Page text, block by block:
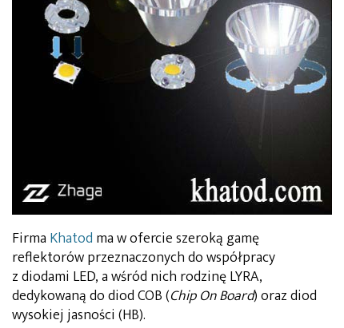
Firma Khatod ma w ofercie szeroką gamę
reflektorów przeznaczonych do współpracy
z diodami LED, a wśród nich rodzinę LYRA,
dedykowaną do diod COB (Chip On Board) oraz diod
wysokiej jasności (HB).